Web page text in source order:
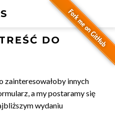
DO
zainteresowałoby innych
a my postaramy się
wydaniu